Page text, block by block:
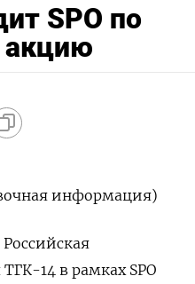
SPO по
акцию
информация)
14 в рамках SPO